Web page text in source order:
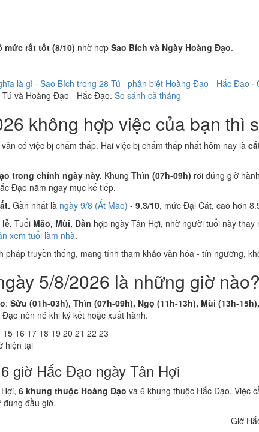
mức rất tốt (8/10) nhờ hợp Sao Bích và Ngày Hoàng Đạo.
là gì · Sao Bích trong 28 Tú · phân biệt Hoàng Đạo - Hắc Đạo ·
và Hoàng Đạo - Hắc Đạo. So sánh cả tháng
không hợp việc của bạn thì
có việc bị chấm thấp. Hai việc bị chấm thấp nhất hôm nay là
trong chính ngày này. Khung Thìn (07h-09h) rơi đúng giờ
Đạo nằm ngay mục kế tiếp.
Gần nhất là ngày 9/8 (Ất Mão) - 9.3/10, mức Đại Cát, cao hơn
Tuổi Mão, Mùi, Dần hợp ngày Tân Hợi, nhờ người tuổi này
xem tuổi làm nhà.
pháp truyền thống, mang tính tham khảo văn hóa - tín ngưỡng,
5/8/2026 là những giờ nào?
: Sửu (01h-03h), Thìn (07h-09h), Ngọ (11h-13h), Mùi (13h-
nên né khi ký kết hoặc xuất hành.
15 16 17 18 19 20 21 22 23
hiện tại
giờ Hắc Đạo ngày Tân Hợi
6 khung thuộc Hoàng Đạo và 6 khung thuộc Hắc Đạo. Việc
đúng đầu giờ.
Giờ